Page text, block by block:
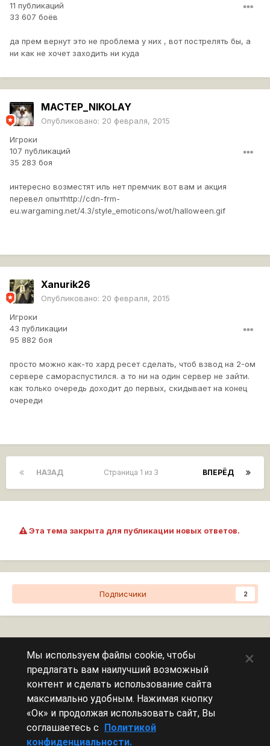
11 публикаций
33 607 боёв
да прем вернут это не проблема у них , вот пострелять бы, а
ни как не хочет заходить ни куда
MACTEP_NIKOLAY
Опубликовано: 20 февраля, 2015
Игроки
107 публикаций
35 283 боя
интересно возместят иль нет премчик вот вам и акция
перевел опытhttp://cdn-frm-
eu.wargaming.net/4.3/style_emoticons/wot/halloween.gif
Xanurik26
Опубликовано: 20 февраля, 2015
Игроки
43 публикации
95 882 боя
просто можно как-то хард ресет сделать, чтоб взвод на 2-ом
сервере самораспустился. а то ни на один сервер не зайти.
как только очередь доходит до первых, скидывает на конец
очереди
НАЗАД ВПЕРЁД
Страница 1 из 3
Эта тема закрыта для публикации новых ответов.
Подписчики 2
Сейчас на странице
Эту страницу никто не просматривает.
Мы используем файлы cookie, чтобы
предлагать вам наилучший возможный
контент и сделать использование сайта
максимально удобным. Нажимая кнопку
«Ок» и продолжая использовать сайт, Вы
соглашаетесь с Политикой
конфиденциальности.
×